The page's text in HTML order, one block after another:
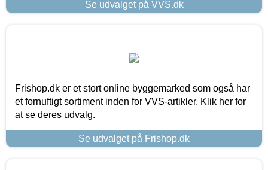
Se udvalget på VVS.dk
Frishop.dk er et stort online byggemarked som også har
et fornuftigt sortiment inden for VVS-artikler. Klik her for
at se deres udvalg.
Se udvalget på Frishop.dk